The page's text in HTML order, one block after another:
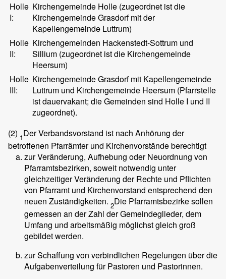
Holle
I:
Kirchengemeinde Holle (zugeordnet ist die
Kirchengemeinde Grasdorf mit der
Kapellengemeinde Luttrum)
Holle
II:
Kirchengemeinden Hackenstedt-Sottrum und
Sillium (zugeordnet ist die Kirchengemeinde
Heersum)
Holle
III:
Kirchengemeinde Grasdorf mit Kapellengemeinde
Luttrum und Kirchengemeinde Heersum (Pfarrstelle
ist dauervakant; die Gemeinden sind Holle I und II
zugeordnet).
(2) 1Der Verbandsvorstand ist nach Anhörung der
betroffenen Pfarrämter und Kirchenvorstände berechtigt
zur Veränderung, Aufhebung oder Neuordnung von
Pfarramtsbezirken, soweit notwendig unter
gleichzeitiger Veränderung der Rechte und Pflichten
von Pfarramt und Kirchenvorstand entsprechend den
neuen Zuständigkeiten. 2Die Pfarramtsbezirke sollen
gemessen an der Zahl der Gemeindeglieder, dem
Umfang und arbeitsmäßig möglichst gleich groß
gebildet werden.
zur Schaffung von verbindlichen Regelungen über die
Aufgabenverteilung für Pastoren und Pastorinnen.